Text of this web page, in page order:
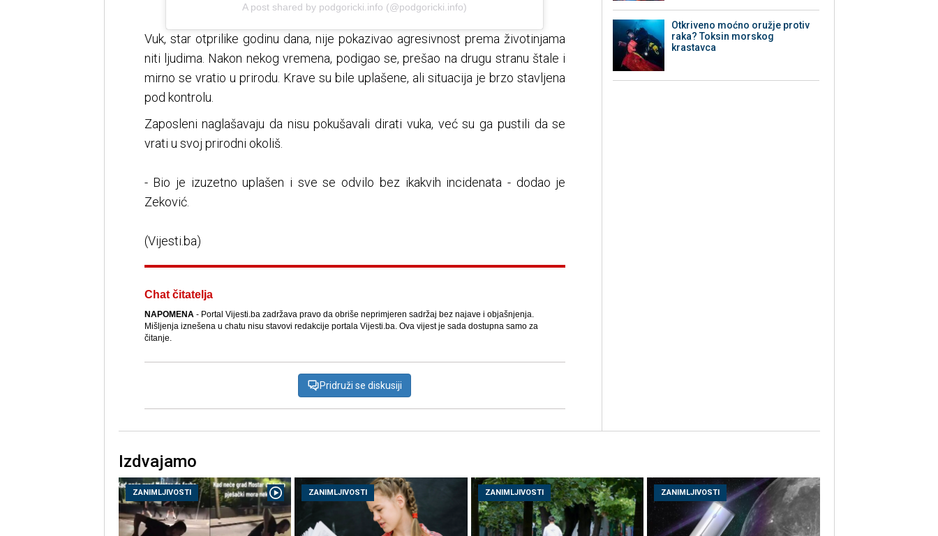
A post shared by podgoricki.info (@podgoricki.info)
Vuk, star otprilike godinu dana, nije pokazivao agresivnost prema životinjama
niti ljudima. Nakon nekog vremena, podigao se, prešao na drugu stranu štale i
mirno se vratio u prirodu. Krave su bile uplašene, ali situacija je brzo stavljena
pod kontrolu.
Zaposleni naglašavaju da nisu pokušavali dirati vuka, već su ga pustili da se
vrati u svoj prirodni okoliš.
- Bio je izuzetno uplašen i sve se odvilo bez ikakvih incidenata - dodao je
Zeković.
(Vijesti.ba)
Chat čitatelja
NAPOMENA- Portal Vijesti.ba zadržava pravo da obriše neprimjeren sadržaj bez najave i objašnjenja.
Mišljenja iznešena u chatu nisu stavovi redakcije portala Vijesti.ba. Ova vijest je sada dostupna samo za
čitanje.
Pridruži se diskusiji
Otkriveno moćno oružje protiv
raka? Toksin morskog
krastavca
Izdvajamo
ZANIMLJIVOSTI ZANIMLJIVOSTI ZANIMLJIVOSTI ZANIMLJIVOSTI